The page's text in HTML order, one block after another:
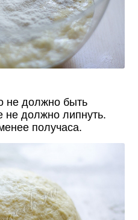
не должно быть
не должно липнуть.
получаса.